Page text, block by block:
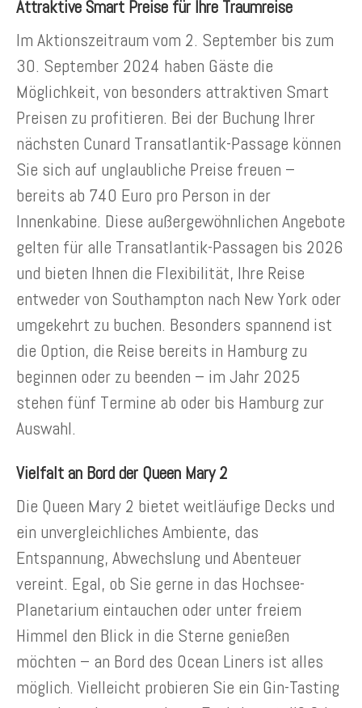
Attraktive Smart Preise für Ihre Traumreise
Im Aktionszeitraum vom 2. September bis zum
30. September 2024 haben Gäste die
Möglichkeit, von besonders attraktiven Smart
Preisen zu profitieren. Bei der Buchung Ihrer
nächsten Cunard Transatlantik-Passage können
Sie sich auf unglaubliche Preise freuen –
bereits ab 740 Euro pro Person in der
Innenkabine. Diese außergewöhnlichen Angebote
gelten für alle Transatlantik-Passagen bis 2026
und bieten Ihnen die Flexibilität, Ihre Reise
entweder von Southampton nach New York oder
umgekehrt zu buchen. Besonders spannend ist
die Option, die Reise bereits in Hamburg zu
beginnen oder zu beenden – im Jahr 2025
stehen fünf Termine ab oder bis Hamburg zur
Auswahl.
Vielfalt an Bord der Queen Mary 2
Die Queen Mary 2 bietet weitläufige Decks und
ein unvergleichliches Ambiente, das
Entspannung, Abwechslung und Abenteuer
vereint. Egal, ob Sie gerne in das Hochsee-
Planetarium eintauchen oder unter freiem
Himmel den Blick in die Sterne genießen
möchten – an Bord des Ocean Liners ist alles
möglich. Vielleicht probieren Sie ein Gin-Tasting